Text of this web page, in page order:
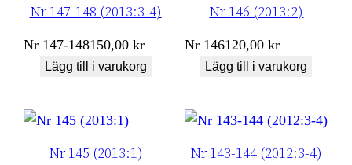
Nr 147-148 (2013:3-4)
Nr 147-148150,00kr
Lägg till i varukorg
Nr 146 (2013:2)
Nr 146120,00kr
Lägg till i varukorg
Nr 145 (2013:1) Nr 143-144 (2012:3-4)